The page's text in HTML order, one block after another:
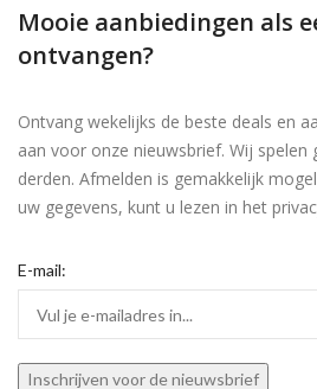
Mooie aanbiedingen als
ontvangen?
Ontvang wekelijks de beste deals en
aan voor onze nieuwsbrief. Wij spelen
derden. Afmelden is gemakkelijk
uw gegevens, kunt u lezen in het
E-mail: